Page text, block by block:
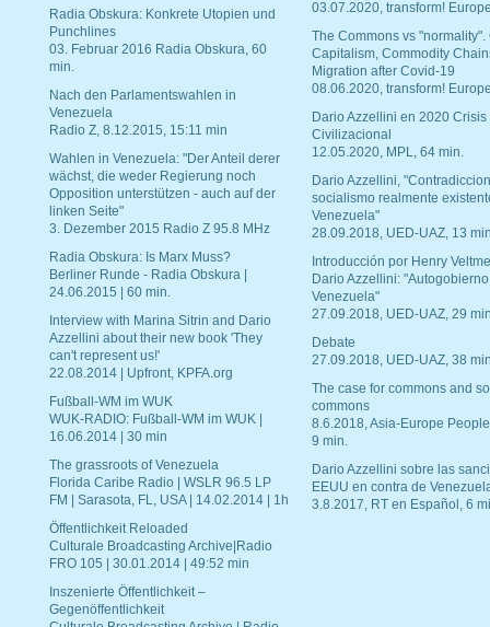
Radia Obskura: Konkrete Utopien und
Punchlines
03. Februar 2016 Radia Obskura, 60
min.
Nach den Parlamentswahlen in
Venezuela
Radio Z, 8.12.2015, 15:11 min
Wahlen in Venezuela: "Der Anteil derer
wächst, die weder Regierung noch
Opposition unterstützen - auch auf der
linken Seite"
3. Dezember 2015 Radio Z 95.8 MHz
Radia Obskura: Is Marx Muss?
Berliner Runde - Radia Obskura |
24.06.2015 | 60 min.
Interview with Marina Sitrin and Dario
Azzellini about their new book 'They
can't represent us!'
22.08.2014 | Upfront, KPFA.org
Fußball-WM im WUK
WUK-RADIO: Fußball-WM im WUK |
16.06.2014 | 30 min
The grassroots of Venezuela
Florida Caribe Radio | WSLR 96.5 LP
FM | Sarasota, FL, USA | 14.02.2014 | 1h
Öffentlichkeit Reloaded
Culturale Broadcasting Archive|Radio
FRO 105 | 30.01.2014 | 49:52 min
Inszenierte Öffentlichkeit –
Gegenöffentlichkeit
03.07.2020, transform!
The Commons vs "normality".
Capitalism, Commodity
Migration after Covid-19
08.06.2020, transform!
Dario Azzellini en 2020 Crisis
Civilizacional
12.05.2020, MPL, 64 min.
Dario Azzellini,
socialismo realmente
Venezuela"
28.09.2018, UED-UAZ, 13
Introducción por Henry
Dario Azzellini:
Venezuela"
27.09.2018, UED-UAZ, 29
Debate
27.09.2018, UED-UAZ, 38
The case for commons and
commons
8.6.2018, Asia-Europe
9 min.
Dario Azzellini sobre las
EEUU en contra de
3.8.2017, RT en Español, 6